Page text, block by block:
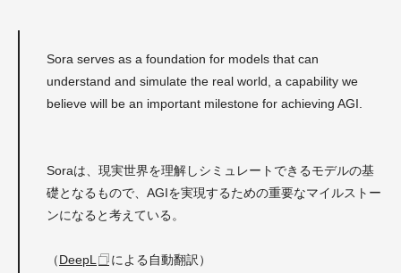
Sora serves as a foundation for models that can
understand and simulate the real world, a capability we
believe will be an important milestone for achieving AGI.
Soraは、現実世界を理解しシミュレートできるモデルの基
礎となるもので、AGIを実現するための重要なマイルストー
ンになると考えている。
（DeepL による自動翻訳）